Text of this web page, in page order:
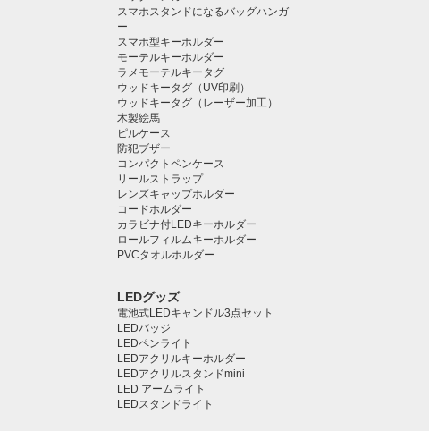
スマホスタンドになるバッグハンガ
ー
スマホ型キーホルダー
モーテルキーホルダー
ラメモーテルキータグ
ウッドキータグ（UV印刷）
ウッドキータグ（レーザー加工）
木製絵馬
ピルケース
防犯ブザー
コンパクトペンケース
リールストラップ
レンズキャップホルダー
コードホルダー
カラビナ付LEDキーホルダー
ロールフィルムキーホルダー
PVCタオルホルダー
LEDグッズ
電池式LEDキャンドル3点セット
LEDバッジ
LEDペンライト️
LEDアクリルキーホルダー
LEDアクリルスタンドmini
LED アームライト
LEDスタンドライト